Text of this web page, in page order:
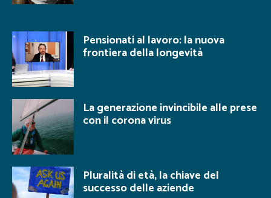
Pensionati al lavoro: la nuova
frontiera della longevità
La generazione invincibile alle prese
con il corona virus
Pluralità di età, la chiave del
successo delle aziende